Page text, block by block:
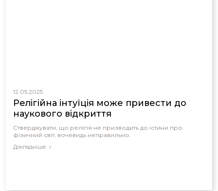
12.05.2025
Релігійна інтуїція може привести до
наукового відкриття
Стверджувати, що релігія не призводить до істини про
фізичний світ, вочевидь неправильно.
Докладніше